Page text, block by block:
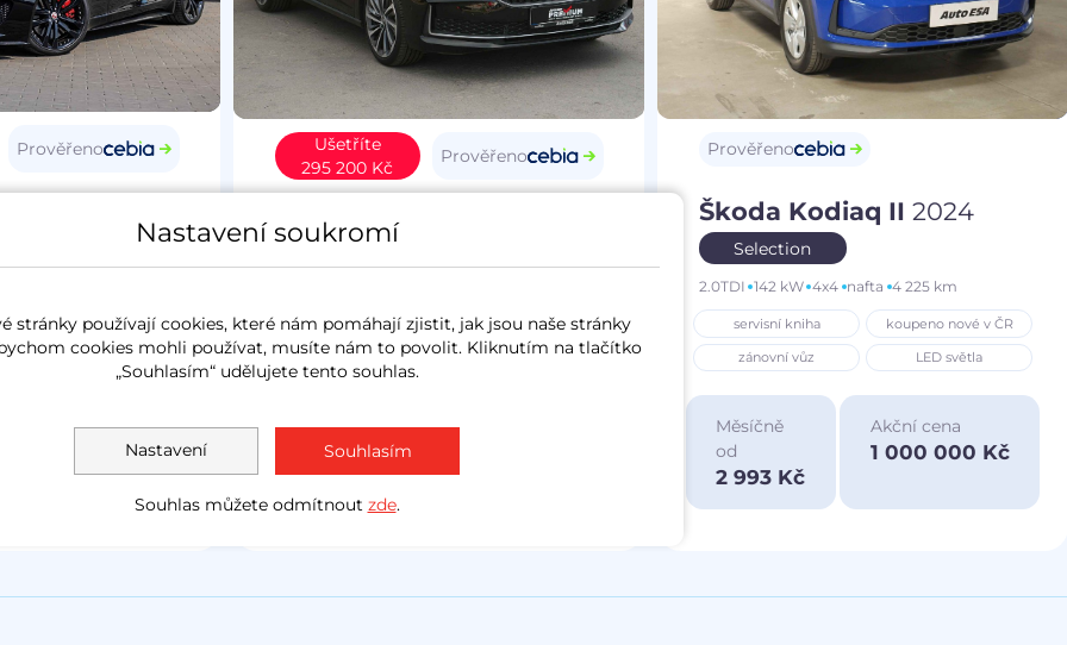
Prověřeno
panorama
Ušetříte
295 200 Kč
Prověřeno
Škoda Superb IV
L&K
koupeno nové v ČR zánovní vůz
LED světla
Měsíčně
Prověřeno
Škoda Kodiaq II 2024
Selection
2.0TDI 142 kW 4x4 nafta 4 225 km
servisní kniha koupeno nové v ČR
zánovní vůz LED světla
Měsíčně
od
2 993 Kč
Akční cena
1 000 000 Kč
Nastavení soukromí
stránky používají cookies, které nám pomáhají zjistit, jak jsou naše stránky
cookies mohli používat, musíte nám to povolit. Kliknutím na tlačítko
„Souhlasím“ udělujete tento souhlas.
Nastavení Souhlasím
Souhlas můžete odmítnout zde.